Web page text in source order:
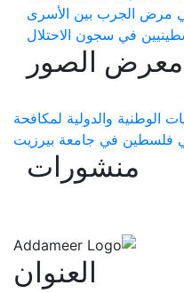
مرض الجرب بين الأسرى
في سجون الاحتلال
معرض الصور
الوطنية والدولية لمكافحة
فلسطين في جامعة بيرزيت
منشورات
العنوان